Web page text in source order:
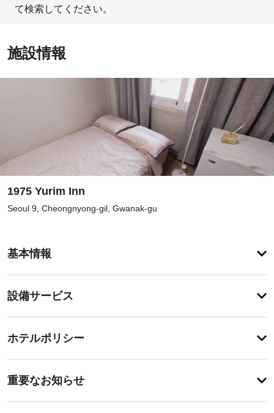
て検索してください。
施設情報
1975 Yurim Inn
Seoul 9, Cheongnyong-gil, Gwanak-gu
基本情報
録
が
ま
ん
設備サービス
録
あ
ま
ホテルポリシー
録
が
ま
ん
重要なお知らせ
に
あ